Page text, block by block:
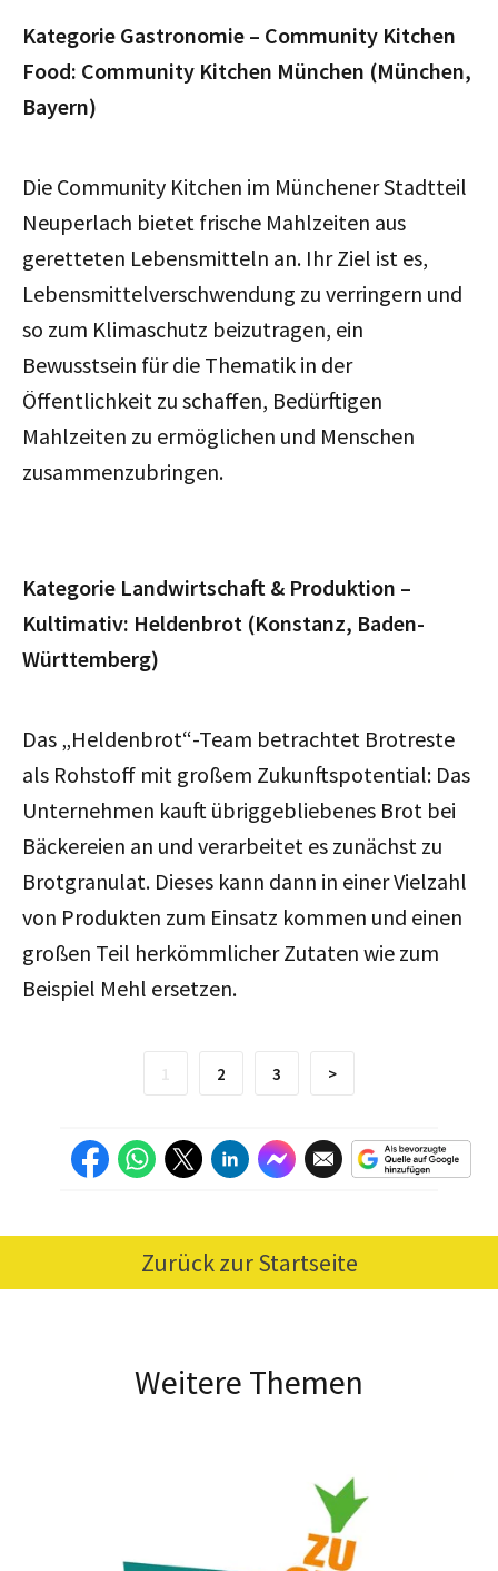
Kategorie Gastronomie – Community Kitchen
Food: Community Kitchen München (München,
Bayern)
Die Community Kitchen im Münchener Stadtteil
Neuperlach bietet frische Mahlzeiten aus
geretteten Lebensmitteln an. Ihr Ziel ist es,
Lebensmittelverschwendung zu verringern und
so zum Klimaschutz beizutragen, ein
Bewusstsein für die Thematik in der
Öffentlichkeit zu schaffen, Bedürftigen
Mahlzeiten zu ermöglichen und Menschen
zusammenzubringen.
Kategorie Landwirtschaft & Produktion –
Kultimativ: Heldenbrot (Konstanz, Baden-
Württemberg)
Das „Heldenbrot“-Team betrachtet Brotreste
als Rohstoff mit großem Zukunftspotential: Das
Unternehmen kauft übriggebliebenes Brot bei
Bäckereien an und verarbeitet es zunächst zu
Brotgranulat. Dieses kann dann in einer Vielzahl
von Produkten zum Einsatz kommen und einen
großen Teil herkömmlicher Zutaten wie zum
Beispiel Mehl ersetzen.
2 3 >
Zurück zur Startseite
Weitere Themen